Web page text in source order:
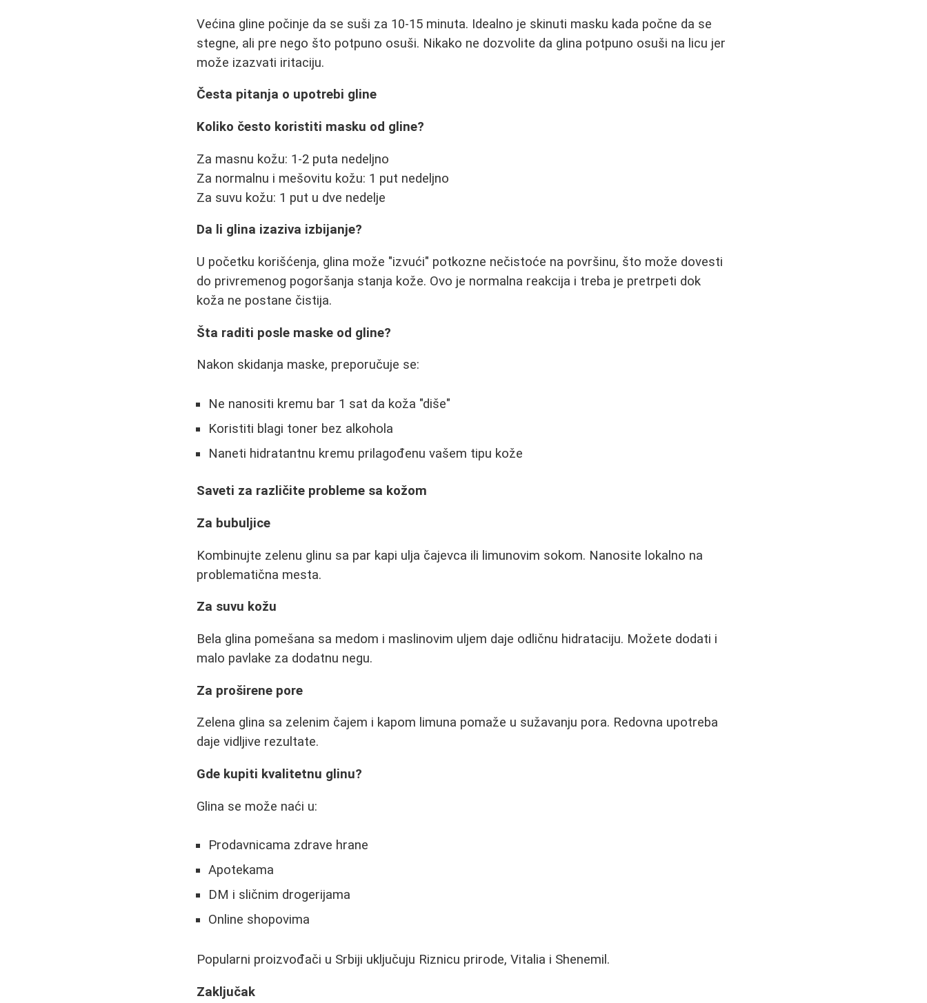
Većina gline počinje da se suši za 10-15 minuta. Idealno je skinuti masku kada počne da se
stegne, ali pre nego što potpuno osuši. Nikako ne dozvolite da glina potpuno osuši na licu jer
može izazvati iritaciju.
Česta pitanja o upotrebi gline
Koliko često koristiti masku od gline?
Za masnu kožu: 1-2 puta nedeljno
Za normalnu i mešovitu kožu: 1 put nedeljno
Za suvu kožu: 1 put u dve nedelje
Da li glina izaziva izbijanje?
U početku korišćenja, glina može "izvući" potkozne nečistoće na površinu, što može dovesti
do privremenog pogoršanja stanja kože. Ovo je normalna reakcija i treba je pretrpeti dok
koža ne postane čistija.
Šta raditi posle maske od gline?
Nakon skidanja maske, preporučuje se:
Ne nanositi kremu bar 1 sat da koža "diše"
Koristiti blagi toner bez alkohola
Naneti hidratantnu kremu prilagođenu vašem tipu kože
Saveti za različite probleme sa kožom
Za bubuljice
Kombinujte zelenu glinu sa par kapi ulja čajevca ili limunovim sokom. Nanosite lokalno na
problematična mesta.
Za suvu kožu
Bela glina pomešana sa medom i maslinovim uljem daje odličnu hidrataciju. Možete dodati i
malo pavlake za dodatnu negu.
Za proširene pore
Zelena glina sa zelenim čajem i kapom limuna pomaže u sužavanju pora. Redovna upotreba
daje vidljive rezultate.
Gde kupiti kvalitetnu glinu?
Glina se može naći u:
Prodavnicama zdrave hrane
Apotekama
DM i sličnim drogerijama
Online shopovima
Popularni proizvođači u Srbiji uključuju Riznicu prirode, Vitalia i Shenemil.
Zaključak